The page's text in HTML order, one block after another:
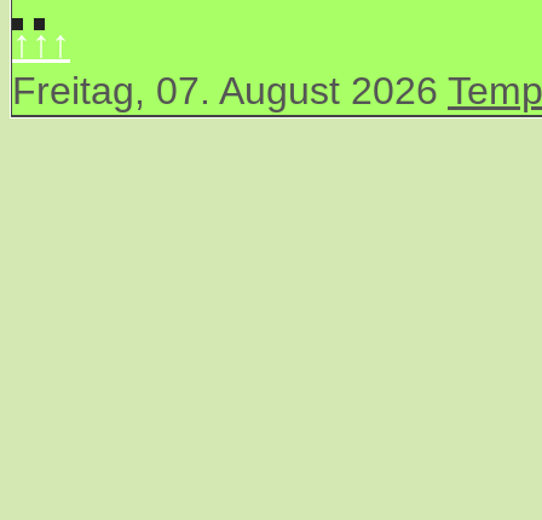
↑↑↑
Freitag, 07. August 2026